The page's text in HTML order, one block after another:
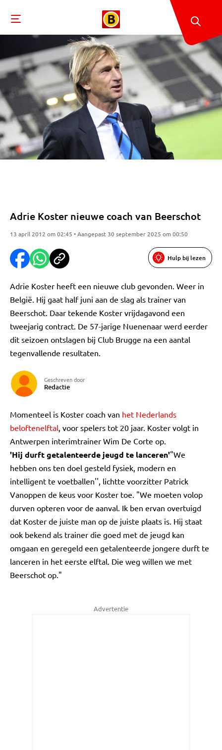
Adrie Koster nieuwe coach van Beerschot
13 april 2012 om 02:45 • Aangepast 30 september 2025 om 00:50
Hulp bij lezen
Adrie Koster heeft een nieuwe club gevonden. Weer in
België. Hij gaat half juni aan de slag als trainer van
Beerschot. Daar tekende Koster vrijdagavond een
tweejarig contract. De 57-jarige Nuenenaar werd eerder
dit seizoen ontslagen bij Club Brugge na een aantal
tegenvallende resultaten.
Geschreven door
Redactie
Momenteel is Koster coach van het Nederlands
beloftenelftal, voor spelers tot 20 jaar. Koster volgt in
Antwerpen interimtrainer Wim De Corte op.
'Hij durft getalenteerde jeugd te lanceren'"We
hebben ons ten doel gesteld fysiek, modern en
intelligent te voetballen'', lichtte voorzitter Patrick
Vanoppen de keus voor Koster toe. "We moeten volop
durven opteren voor de aanval. Ik ben ervan overtuigd
dat Koster de juiste man op de juiste plaats is. Hij staat
ook bekend als trainer die goed met de jeugd kan
omgaan en geregeld een getalenteerde jongere durft te
lanceren in het eerste elftal. Die weg willen we met
Beerschot op."
Advertentie